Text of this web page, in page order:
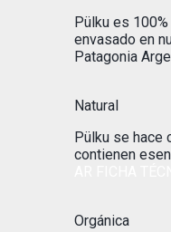
Pülku es
envasado en
Patagonia
Natural
Pülku se hace
contienen
Orgánica